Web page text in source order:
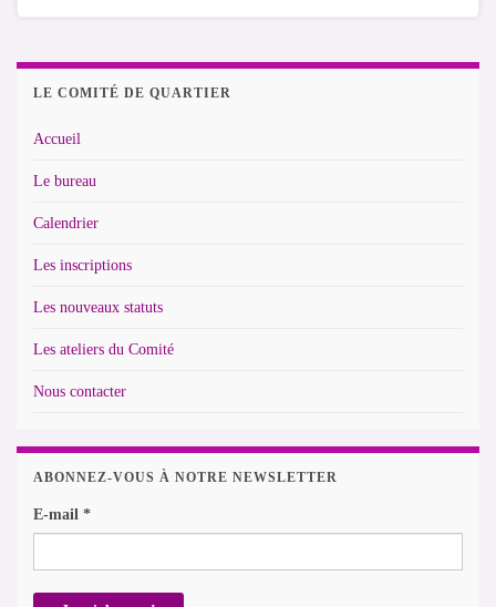
LE COMITÉ DE QUARTIER
Accueil
Le bureau
Calendrier
Les inscriptions
Les nouveaux statuts
Les ateliers du Comité
Nous contacter
ABONNEZ-VOUS À NOTRE NEWSLETTER
E-mail *